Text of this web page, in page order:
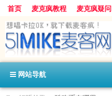
首页 麦克疯教程 麦克疯疑问
网站导航